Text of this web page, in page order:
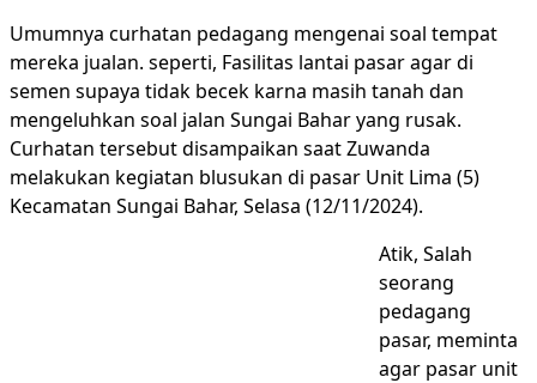
Umumnya curhatan pedagang mengenai soal tempat
mereka jualan. seperti, Fasilitas lantai pasar agar di
semen supaya tidak becek karna masih tanah dan
mengeluhkan soal jalan Sungai Bahar yang rusak.
Curhatan tersebut disampaikan saat Zuwanda
melakukan kegiatan blusukan di pasar Unit Lima (5)
Kecamatan Sungai Bahar, Selasa (12/11/2024).
Atik, Salah
seorang
pedagang
pasar, meminta
agar pasar unit